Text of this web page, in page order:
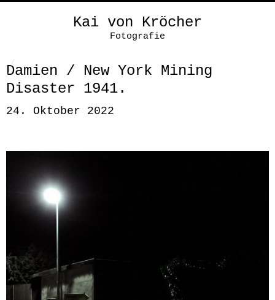
Kai von Kröcher
Fotografie
Damien / New York Mining
Disaster 1941.
24. Oktober 2022